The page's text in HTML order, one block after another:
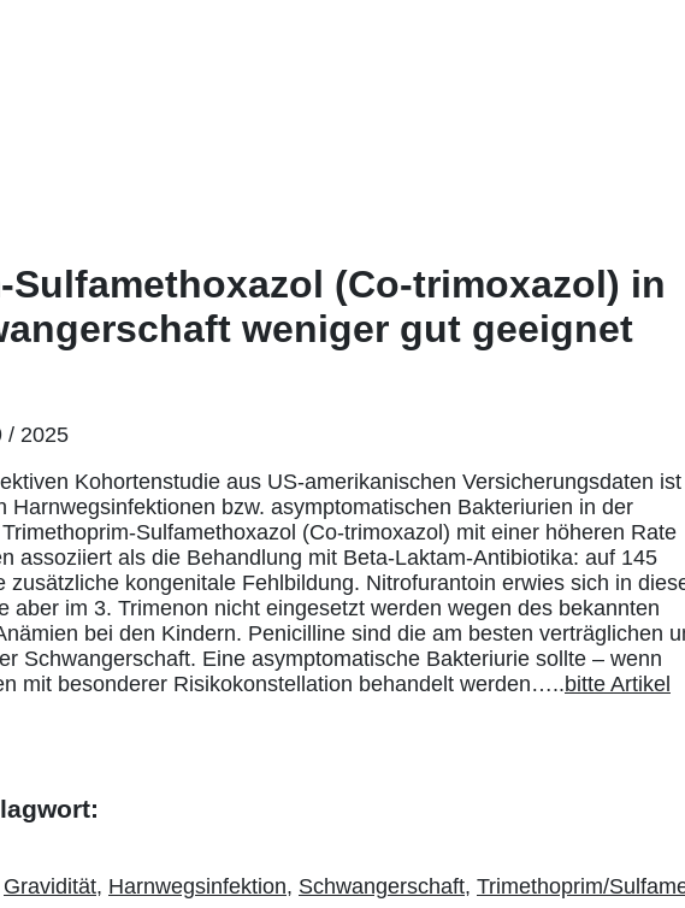
Sulfamethoxazol (Co-trimoxazol) in
weniger gut geeignet
/ 2025
Kohortenstudie aus US-amerikanischen Versicherungsdaten
Harnwegsinfektionen bzw. asymptomatischen Bakteriurien in der
Sulfamethoxazol (Co-trimoxazol) mit einer höheren Rate
assoziiert als die Behandlung mit Beta-Laktam-Antibiotika: auf 145
zusätzliche kongenitale Fehlbildung. Nitrofurantoin erwies sich in
aber im 3. Trimenon nicht eingesetzt werden wegen des bekannten
bei den Kindern. Penicilline sind die am besten verträglichen
Schwangerschaft. Eine asymptomatische Bakteriurie sollte – wenn
mit besonderer Risikokonstellation behandelt werden…..bitte Artikel
Gravidität, Harnwegsinfektion, Schwangerschaft, Trimethoprim/